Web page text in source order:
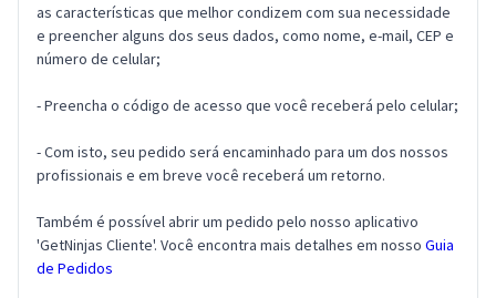
as características que melhor condizem com sua necessidade
e preencher alguns dos seus dados, como nome, e-mail, CEP e
número de celular;
- Preencha o código de acesso que você receberá pelo celular;
- Com isto, seu pedido será encaminhado para um dos nossos
profissionais e em breve você receberá um retorno.
Também é possível abrir um pedido pelo nosso aplicativo
'GetNinjas Cliente'. Você encontra mais detalhes em nosso Guia
de Pedidos